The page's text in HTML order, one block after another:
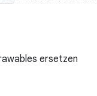
ersetzen